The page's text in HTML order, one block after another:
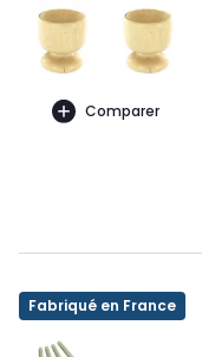
Comparer
Fabriqué en France